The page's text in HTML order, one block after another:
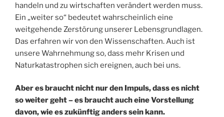
handeln und zu wirtschaften verändert werden muss.
Ein „weiter so“ bedeutet wahrscheinlich eine
weitgehende Zerstörung unserer Lebensgrundlagen.
Das erfahren wir von den Wissenschaften. Auch ist
unsere Wahrnehmung so, dass mehr Krisen und
Naturkatastrophen sich ereignen, auch bei uns.
Aber es braucht nicht nur den Impuls, dass es nicht
so weiter geht – es braucht auch eine Vorstellung
davon, wie es zukünftig anders sein kann.